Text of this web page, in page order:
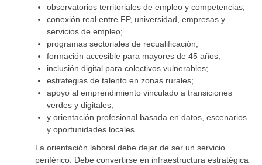
observatorios territoriales de empleo y competencias;
conexión real entre FP, universidad, empresas y
servicios de empleo;
programas sectoriales de recualificación;
formación accesible para mayores de 45 años;
inclusión digital para colectivos vulnerables;
estrategias de talento en zonas rurales;
apoyo al emprendimiento vinculado a transiciones
verdes y digitales;
y orientación profesional basada en datos, escenarios
y oportunidades locales.
La orientación laboral debe dejar de ser un servicio
periférico. Debe convertirse en infraestructura estratégica